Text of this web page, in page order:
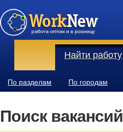
Найти работу
По разделам По городам
Поиск вакансий